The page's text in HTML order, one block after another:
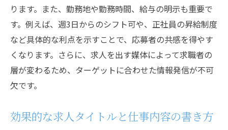
応募者に優しいユーザーインターフェース
の設計
応募確認とフィードバックの迅速化
コミュニケーションツールで採用活動を円
滑に
バイト採用に最適なツールを活用して応募者を
バイト向け求人プラットフォームの利用法
ります。また、勤務地や勤務時間、給与の明示も重要で
す。例えば、週3日からのシフト可や、正社員の昇給制度
など具体的な利点を示すことで、応募者の共感を得やす
くなります。さらに、求人を出す媒体によって求職者の
層が変わるため、ターゲットに合わせた情報発信が不可
欠です。
効果的な求人タイトルと仕事内容の書き方